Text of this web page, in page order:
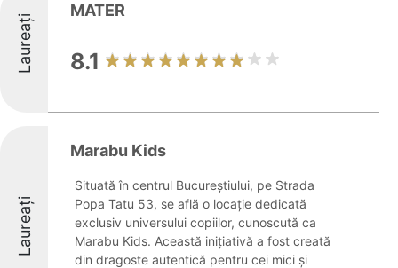
Laureați
MATER
8.1
Laureați
Marabu Kids
Situată în centrul Bucureștiului, pe Strada
Popa Tatu 53, se află o locație dedicată
exclusiv universului copiilor, cunoscută ca
Marabu Kids. Această inițiativă a fost creată
din dragoste autentică pentru cei mici și